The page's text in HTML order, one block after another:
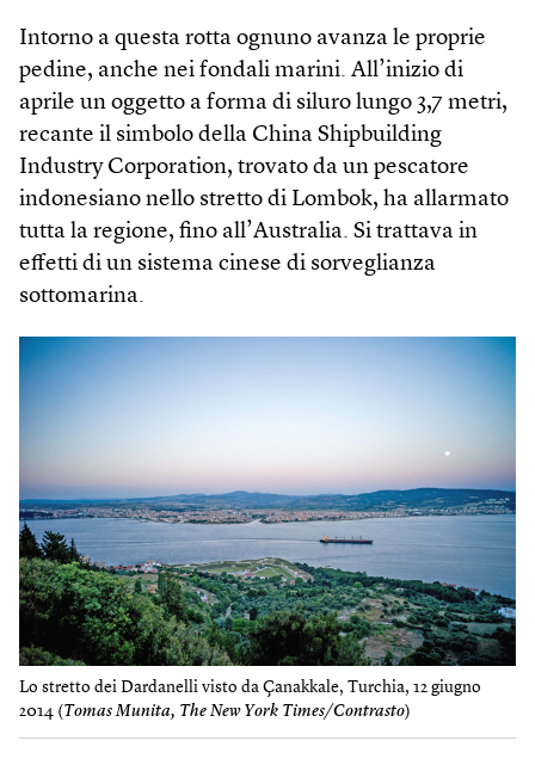
Intorno a questa rotta ognuno avanza le proprie
pedine, anche nei fondali marini. All’inizio di
aprile un oggetto a forma di siluro lungo 3,7 metri,
recante il simbolo della China Shipbuilding
Industry Corporation, trovato da un pescatore
indonesiano nello stretto di Lombok, ha allarmato
tutta la regione, fino all’Australia. Si trattava in
effetti di un sistema cinese di sorveglianza
sottomarina.
Lo stretto dei Dardanelli visto da Çanakkale, Turchia, 12 giugno
2014 (Tomas Munita, The New York Times/Contrasto)